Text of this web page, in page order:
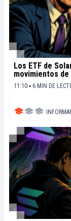
Los ETF de
movimientos
11:10 ▪ 6 MIN DE